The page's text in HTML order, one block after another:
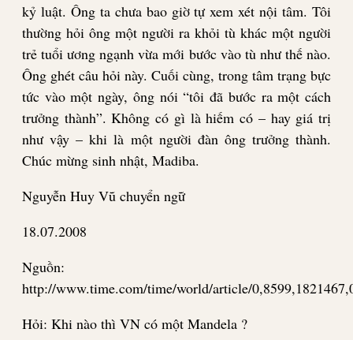
kỷ luật. Ông ta chưa bao giờ tự xem xét nội tâm. Tôi
thường hỏi ông một người ra khỏi tù khác một người
trẻ tuổi ương ngạnh vừa mới bước vào tù như thế nào.
Ông ghét câu hỏi này. Cuối cùng, trong tâm trạng bực
tức vào một ngày, ông nói “tôi đã bước ra một cách
trưởng thành”. Không có gì là hiếm có – hay giá trị
như vậy – khi là một người đàn ông trưởng thành.
Chúc mừng sinh nhật, Madiba.
Nguyễn Huy Vũ chuyển ngữ
18.07.2008
Nguồn:
http://www.time.com/time/world/article/
Hỏi: Khi nào thì VN có một Mandela ?